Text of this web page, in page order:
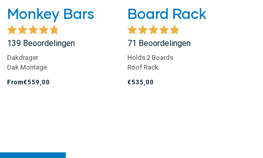
Monkey Bars
Beoordeeld
met
4.8
van
de
5
139 Beoordelingen
Dakdrager
Dak Montage
From€559,00
Board Rack
Beoordeeld
met
4.9
van
de
5
sterren
71 Beoordelingen
Holds 2 Boards
Roof Rack
€535,00